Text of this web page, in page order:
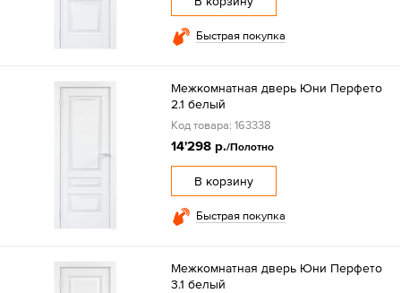
Быстрая покупка
Межкомнатная дверь Юни Перфето
2.1 белый
Код товара: 163338
14'298 р./Полотно
В корзину
Быстрая покупка
Межкомнатная дверь Юни Перфето
3.1 белый